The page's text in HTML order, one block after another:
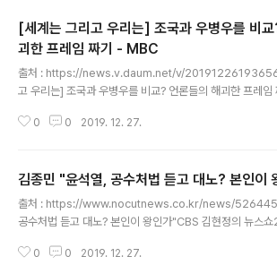
[세계는 그리고 우리는] 조국과 우병우를 비
괴한 프레임 짜기 - MBC
출처 : https://news.v.daum.net/v/
고 우리는] 조국과 우병우를 비교? 언론들의 해괴한 프레
기관 돼, 수사 정치적 중립성 잃게 될 것"- 자유한국당, 고위
원의 세계는 그리고 우리는 (MBC 라디오 표준FM
분)■ 출연자 : 김완 한겨레신문 기자, 박세열 프레시안 편
집장 ◎ 진행자 >..
0 0 2019. 12. 27.
김종민 "윤석열, 공수처법 듣고 대노? 본인이
출처 : https://www.nocutnews.co.kr/news/5264459
공수처법 듣고 대노? 본인이 왕인가"CBS 김현정의 뉴
야공수처 범죄 통보조항, 정보공유는 당연세월호 특조위원
0 0 2019. 12. 27.